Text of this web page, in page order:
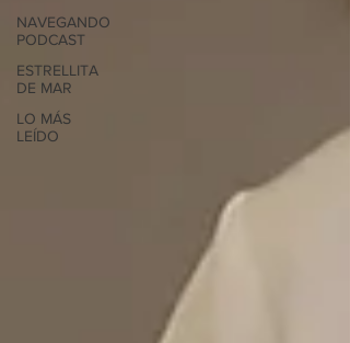
NAVEGANDO
PODCAST
ESTRELLITA
DE MAR
LO MÁS
LEÍDO